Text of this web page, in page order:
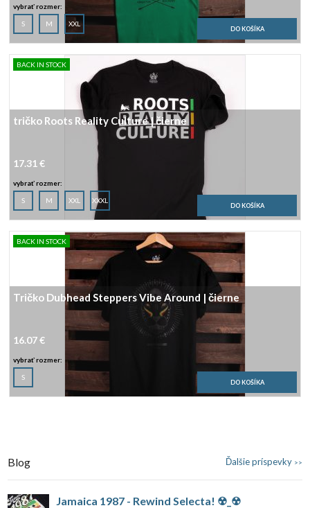
vybrať rozmer:
S M XXL
BACK IN STOCK
tričko Roots Reality Culture | čierne
17.31 €
vybrať rozmer:
S M XXL XXXL
BACK IN STOCK
Tričko Dubhead Steppers Vibe Around | čierne
16.07 €
vybrať rozmer:
S
Blog Ďalšie príspevky >>
Jamaica 1987 - Rewind Selecta! ☢_☢